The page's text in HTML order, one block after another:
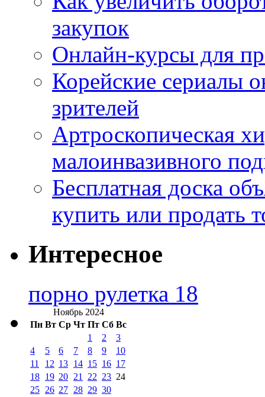
закупок
Онлайн-курсы для
Корейские сериалы
зрителей
Артроскопическая
малоинвазивного
Бесплатная доска
купить или продать
Интересное
порно рулетка 18
Ноябрь 2024
Пн Вт Ср Чт Пт Сб Вс
1 2
3
4
5 6 7 8 9
10
11
12 13 14 15 16 17
18 19 20 21 22 23 24
25 26 27 28 29 30